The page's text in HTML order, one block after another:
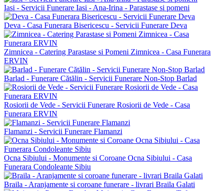
Iasi - Servicii Funerare Iasi - Ana-Irina - Parastase si pomeni
Deva - Casa Funerara Bisericescu - Servicii Funerare Deva
Zimnicea - Catering Parastase si Pomeni Zimnicea - Casa Funerara
ERVIN
Barlad - Funerare Cătălin - Servicii Funerare Non-Stop Barlad
Rosiorii de Vede - Servicii Funerare Rosiorii de Vede - Casa
Funerara ERVIN
Flamanzi - Servicii Funerare Flamanzi
Ocna Sibiului - Monumente si Coroane Ocna Sibiului - Casa
Funerara Condoleante Sibiu
Braila - Aranjamente si coroane funerare - livrari Braila Galati